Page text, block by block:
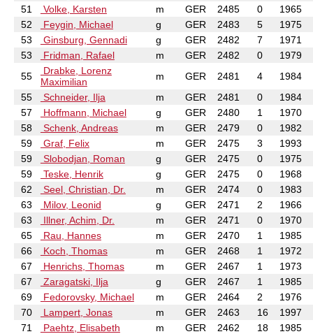
51
Volke, Karsten m GER 2485 0
1965
52
Feygin, Michael g GER 2483 5
1975
53
Ginsburg, Gennadi g GER 2482 7
1971
53
Fridman, Rafael m GER 2482 0
1979
55
Drabke, Lorenz
Maximilian
m GER 2481 4
1984
55
Schneider, Ilja m GER 2481 0
1984
57
Hoffmann, Michael g GER 2480 1
1970
58
Schenk, Andreas m GER 2479 0
1982
59
Graf, Felix m GER 2475 3
1993
59
Slobodjan, Roman g GER 2475 0
1975
59
Teske, Henrik g GER 2475 0
1968
62
Seel, Christian, Dr. m GER 2474 0
1983
63
Milov, Leonid g GER 2471 2
1966
63
Illner, Achim, Dr. m GER 2471 0
1970
65
Rau, Hannes m GER 2470 1
1985
66
Koch, Thomas m GER 2468 1
1972
67
Henrichs, Thomas m GER 2467 1
1973
67
Zaragatski, Ilja g GER 2467 1
1985
69
Fedorovsky, Michael m GER 2464 2
1976
70
Lampert, Jonas m GER 2463 16
1997
71
Paehtz, Elisabeth m GER 2462 18
1985